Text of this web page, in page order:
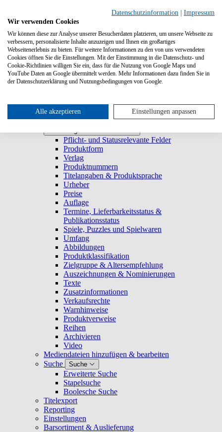
Systemanforderungen
Verlage
Verlage
Log-in
Startseite
Trefferliste
Trefferliste
Titel duplizieren & E-Book generieren
Historie
Titeldetailansicht
Titel anlegen und bearbeiten
Pflicht- und Statusrelevante Felder
Produktform
Verlag
Produktnummern
Titelangaben & Produktsprache
Urheber
Preise
Auflage
Termine, Lieferbarkeitsstatus &
Publikationsstatus
Spiele, Puzzles und Spielwaren
Umfang
Abbildungen
Produktklassifikation
Zielgruppe & Altersempfehlung
Auszeichnungen & Nominierungen
Texte
Zusatzinformationen
Verkaufsrechte
Warnhinweise
Produktverweise
Reihen
Archivieren
Video
Mediendateien hinzufügen & bearbeiten
Suche
Suche
Erweiterte Suche
Stapelsuche
Boolesche Suche
Titelexport
Reporting
Einstellungen
Barsortiment & Auslieferung
Datenschutzinformation
Impressum
Wir verwenden Cookies
Wir können diese zur Analyse unserer Besucherdaten platzieren, um unsere Webseite zu
verbessern, personalisierte Inhalte anzuzeigen und Ihnen ein großartiges
Webseitenerlebnis zu bieten. Für weitere Informationen zu den von uns verwendeten
Cookies öffnen Sie die Einstellungen. Mit der Einstimmung in die Datenschutz- und
Cookie-Richtlinien willigen Sie ein, dass für die Nutzung von Google Maps und
YouTube Daten an Google übermittelt werden. Mehr Informationen dazu finden Sie in
der Datenschutzerklärung und Nutzungsbedingungen von Google.
Alle akzeptieren Einstellungen anpassen